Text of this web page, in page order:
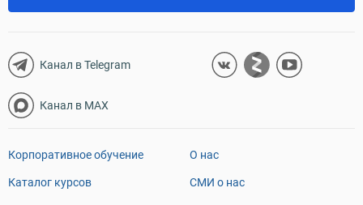
Канал в Telegram
Канал в MAX
Корпоративное обучение
Каталог курсов
О нас
СМИ о нас